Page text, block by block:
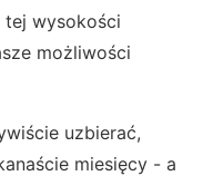
tej wysokości
możliwości
uzbierać,
miesięcy - a